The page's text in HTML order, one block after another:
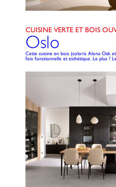
CUISINE VERTE ET BOIS
Oslo
Cette cuisine en bois (coloris Alona Oak
fois fonctionnelle et esthétique. Le plus ?